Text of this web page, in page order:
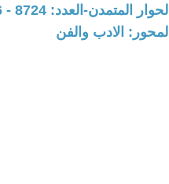
الحوار المتمدن-العدد: 8724 - 2026 / 6 / 2 - 03:36
المحور: الادب والفن